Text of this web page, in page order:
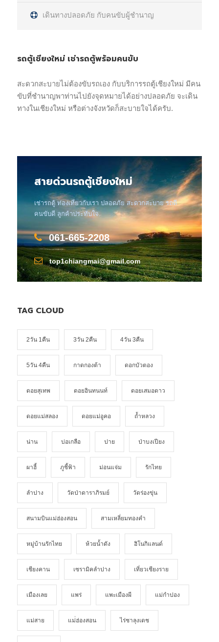
เดินทางปลอดภัย กับคนขับผู้ชำนาญ
รถตู้เชียงใหม่ เช่ารถตู้พร้อมคนขับ
สะดวกสะบายไม่ต้องขับรถเอง กับบริการรถตู้เชียงใหม่ มีคน
ขับที่ชำนาญพาท่านไปยังจุดหมายได้อย่างปลอดภัย จะเดิน
ทางในเชียงใหม่ หรือต่างจังหวัดก็สะบายใจได้ครับ.
สายด่วนรถตู้เชียงใหม่
เช่ารถตู้ ท่องเที่ยวกับเรา ปลอดภัย สะดวกสะบาย รถดี
คนขับดี ลูกค้าประทับใจ.
061-665-2208
top1chiangmai@gmail.com
TAG CLOUD
2วัน 1คืน 3วัน 2คืน 4วัน 3คืน
5วัน 4คืน กาดกองต้า ดอกบัวตอง
ดอยสุเทพ ดอยอินทนนท์ ดอยเสมอดาว
ดอยแม่สลอง ดอยแม่อูคอ ถ้ำหลวง
น่าน บ่อเกลือ ปาย ป่าบงเปียง
ผาฮี้ ภูชี้ฟ้า ม่อนแจ่ม รักไทย
ลำปาง วัดป่าดาราภิรมย์ วัดร่องขุ่น
สนามบินแม่ฮ่องสอน สามเหลี่ยมทองคำ
หมู่บ้านรักไทย ห้วยน้ำดัง ฮิโนกิแลนด์
เชียงคาน เซรามิคลำปาง เที่ยวเชียงราย
เมืองเลย แพร่ แพะเมืองผี แม่กำปอง
แม่สาย แม่่ฮ่องสอน ไร่ชาลุงเดช